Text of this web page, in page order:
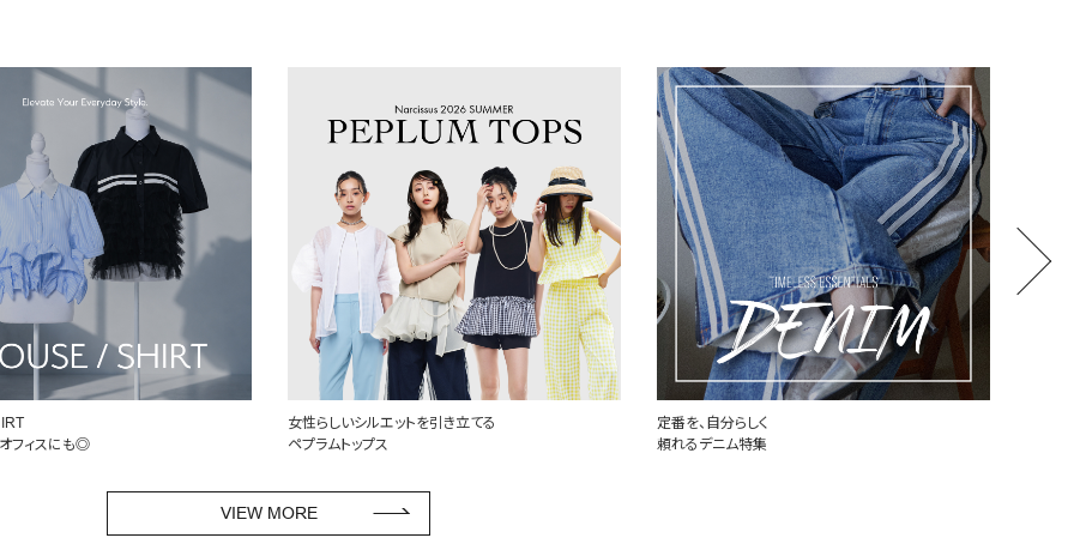
エットを引き立てる
ス
定番を、自分らしく
頼れるデニム特集
世界中で愛されるハートロゴ
PLAY COMME des GARCONS
VIEW MORE